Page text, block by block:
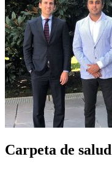
Carpeta de salud